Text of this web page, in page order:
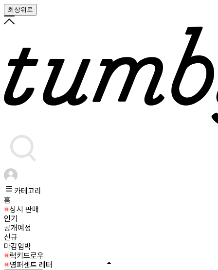
최상위로
카테고리
홈
상시 판매
인기
공개예정
신규
마감임박
럭키드로우
영퍼센트 레터